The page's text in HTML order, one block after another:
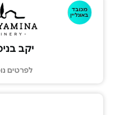
מכובד
באונליין
יקב
לפרטים